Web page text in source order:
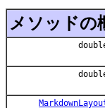
メソッドの